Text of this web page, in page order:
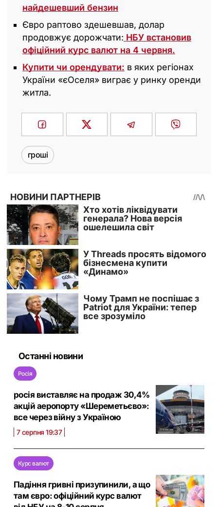
найдешевший бензин
Євро раптово здешевшав, долар
продовжує дорожчати: НБУ встановив
офіційний курс валют на 4 червня.
Купити чи орендувати: в яких регіонах
України «єОселя» виграє у ринку оренди
житла.
гроші
Останні новини
Росія
росія виставляє на продаж 30,4%
акцій аеропорту «Шереметьєво»:
все через війну з Україною
7 серпня 19:37
Курс валют
Падіння гривні призупинили, а що
там євро: офіційний курс валют